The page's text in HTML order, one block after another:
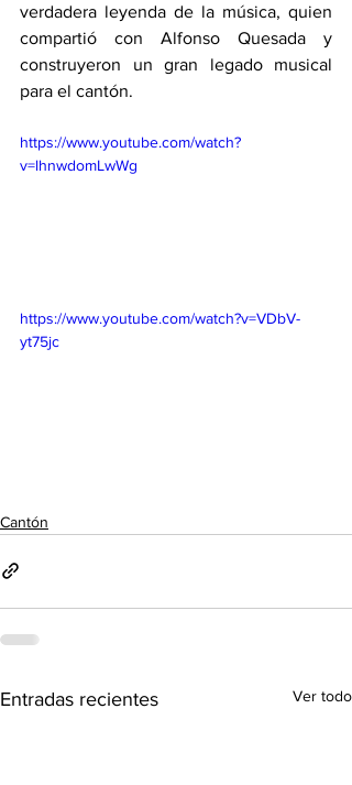
verdadera leyenda de la música, quien
compartió con Alfonso Quesada y
construyeron un gran legado musical
para el cantón.
https://www.youtube.com/watch?
v=lhnwdomLwWg
https://www.youtube.com/watch?v=VDbV-
yt75jc
Cantón
Entradas recientes Ver todo